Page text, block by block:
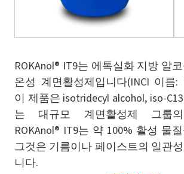
ROKAnol® IT9는 에톡실화 지방 알
온성 계면활성제입니다(INCI 이름:
이 제품은 isotridecyl alcohol, iso-
는 대규모 계면활성제 그룹
ROKAnol® IT9는 약 100% 활성 물
그것은 기름이나 페이스트의 일관
니다.